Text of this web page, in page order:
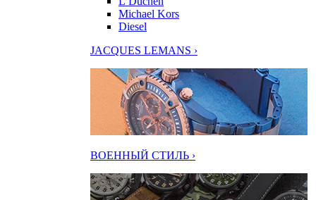
Michael Kors
Diesel
JACQUES LEMANS ›
ВОЕННЫЙ СТИЛЬ ›